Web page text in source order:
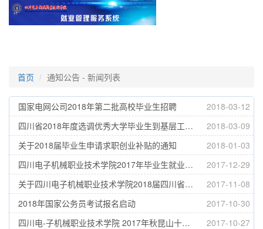
首页 通知公告 - 新闻列表
国家电网公司2018年第二批高校毕业生招聘
2018-03-12
四川省2018年度选调优秀大学毕业生到基层工作公告
2018-03-09
关于2018届毕业生申请求职创业补贴的通知
2018-01-03
四川电子机械职业技术学院2017年毕业生就业质量年度报告
2017-12-29
关于四川电子机械职业技术学院2018届四川省优秀大学毕业生候选人员的公示
2017-11-08
2018年国家公务员考试报名启动
2017-10-30
四川电-子机械职业技术学院 2017年秋昆山十家企专场招聘会
2017-10-27